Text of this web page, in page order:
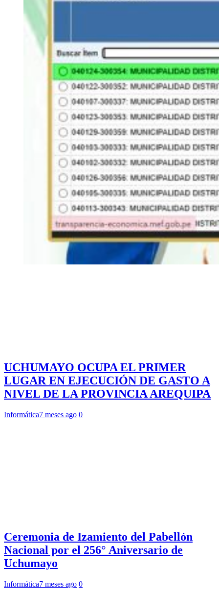
UCHUMAYO OCUPA EL PRIMER
LUGAR EN EJECUCIÓN DE GASTO A
NIVEL DE LA PROVINCIA AREQUIPA
Informática7 meses ago 0
Ceremonia de Izamiento del Pabellón
Nacional por el 256° Aniversario de
Uchumayo
Informática7 meses ago 0